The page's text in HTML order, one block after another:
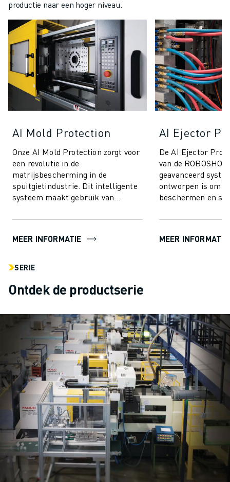
productie naar een hoger niveau.
AI Mold Protection
Onze AI Mold Protection zorgt voor
een revolutie in de
matrijsbescherming in de
spuitgietindustrie. Dit intelligente
systeem maakt gebruik van
aansturingstechnologie voor
MEER INFORMATIE
AI Ejector
De AI Ejector
van de
geavanceerd
ontworpen is om
beschermen en
innovatieve
MEER INFORMATIE
SERIE
Ontdek de productserie